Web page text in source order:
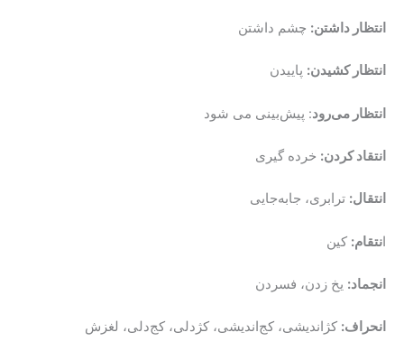
انتظار داشتن: چشم داشتن
انتظار کشیدن: پاییدن
انتظار می‌رود: پیش‌بینی می شود
انتقاد کردن: خرده گیری
انتقال: ترابری، جابه‌جایی
انتقام: کین
انجماد: یخ زدن، فسردن
انحراف: کژاندیشی، کج‌اندیشی، کژدلی، کج‌دلی، لغزش